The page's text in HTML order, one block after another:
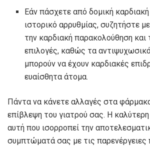
Εάν πάσχετε από δομική
ιστορικό αρρυθμίας, συζητήστε
την καρδιακή παρακολούθηση και
επιλογές, καθώς τα
μπορούν να έχουν καρδιακές
ευαίσθητα άτομα.
Πάντα να κάνετε αλλαγές στα
επίβλεψη του γιατρού σας. Η καλύτερη
αυτή που ισορροπεί την
συμπτώματά σας με τις παρενέργειες